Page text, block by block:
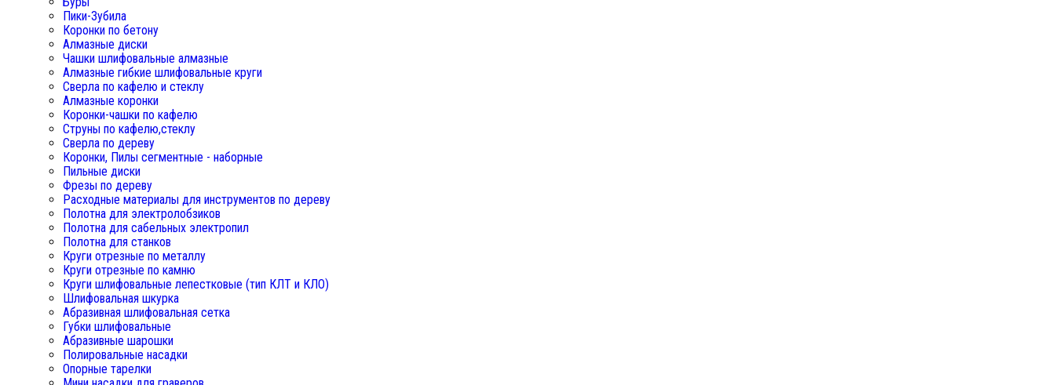
Пики-Зубила
Коронки по бетону
Алмазные диски
Чашки шлифовальные алмазные
Алмазные гибкие шлифовальные круги
Сверла по кафелю и стеклу
Алмазные коронки
Коронки-чашки по кафелю
Струны по кафелю,стеклу
Сверла по дереву
Коронки, Пилы сегментные - наборные
Пильные диски
Фрезы по дереву
Расходные материалы для инструментов по дереву
Полотна для электролобзиков
Полотна для сабельных электропил
Полотна для станков
Круги отрезные по металлу
Круги отрезные по камню
Круги шлифовальные лепестковые (тип КЛТ и КЛО)
Шлифовальная шкурка
Абразивная шлифовальная сетка
Губки шлифовальные
Абразивные шарошки
Полировальные насадки
Опорные тарелки